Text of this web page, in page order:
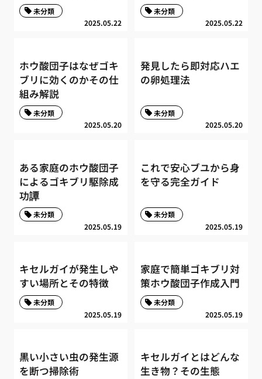
2025.05.22
未分類
2025.05.22
未分類
ホウ酸団子はなぜゴキ
ブリに効くのかその仕
組み解説
2025.05.20
未分類
発見したら即対応ハエ
の卵処理法
2025.05.20
未分類
ある家庭のホウ酸団子
によるゴキブリ駆除成
功譚
2025.05.19
未分類
これで安心ブユから身
を守る完全ガイド
2025.05.19
未分類
キセルガイが発生しや
すい場所とその特徴
2025.05.19
未分類
家庭で簡単ゴキブリ対
策ホウ酸団子作成入門
2025.05.19
未分類
黒い小さい虫の発生源
を断つ掃除術
キセルガイとはどんな
生き物？その生態